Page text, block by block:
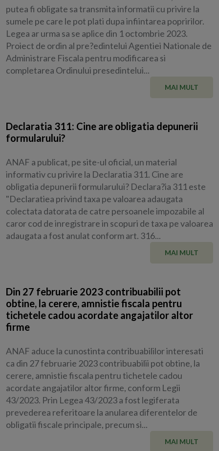
putea fi obligate sa transmita informatii cu privire la
sumele pe care le pot plati dupa infiintarea popririlor.
Legea ar urma sa se aplice din 1 octombrie 2023.
Proiect de ordin al pre?edintelui Agentiei Nationale de
Administrare Fiscala pentru modificarea si
completarea Ordinului presedintelui...
MAI MULT
Declaratia 311: Cine are obligatia depunerii
formularului?
ANAF a publicat, pe site-ul oficial, un material
informativ cu privire la Declaratia 311. Cine are
obligatia depunerii formularului? Declara?ia 311 este
"Declaratiea privind taxa pe valoarea adaugata
colectata datorata de catre persoanele impozabile al
caror cod de inregistrare in scopuri de taxa pe valoarea
adaugata a fost anulat conform art. 316...
MAI MULT
Din 27 februarie 2023 contribuabilii pot
obtine, la cerere, amnistie fiscala pentru
tichetele cadou acordate angajatilor altor
firme
ANAF aduce la cunostinta contribuabililor interesati
ca din 27 februarie 2023 contribuabilii pot obtine, la
cerere, amnistie fiscala pentru tichetele cadou
acordate angajatilor altor firme, conform Legii
43/2023. Prin Legea 43/2023 a fost legiferata
prevederea referitoare la anularea diferentelor de
obligatii fiscale principale, precum si...
MAI MULT